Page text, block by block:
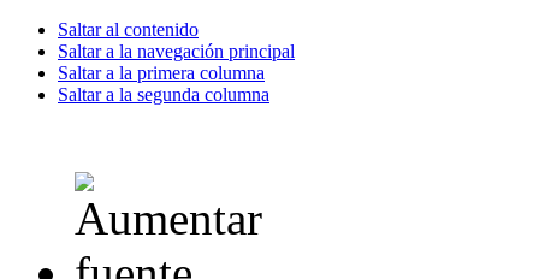
Saltar al contenido
Saltar a la navegación principal
Saltar a la primera columna
Saltar a la segunda columna